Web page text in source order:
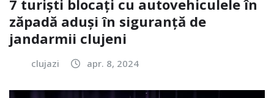
7 turiști blocați cu autovehiculele în
zăpadă aduși în siguranță de
jandarmii clujeni
clujazi apr. 8, 2024